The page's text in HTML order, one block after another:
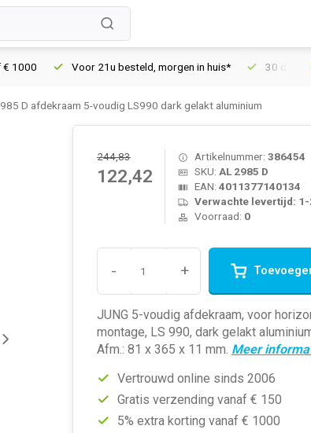
Voor 21u besteld, morgen in huis* 30 dagen
D afdekraam 5-voudig LS990 dark gelakt aluminium
244,83
122,42
Artikelnummer: 386454
SKU: AL 2985 D
EAN: 4011377140134
Verwachte levertijd: 1-
Voorraad: 0
- +
JUNG 5-voudig afdekraam, voor
montage, LS 990, dark gelakt
Afm.: 81 x 365 x 11 mm. Meer
Vertrouwd online sinds 2006
Gratis verzending vanaf € 150
5% extra korting vanaf € 1000